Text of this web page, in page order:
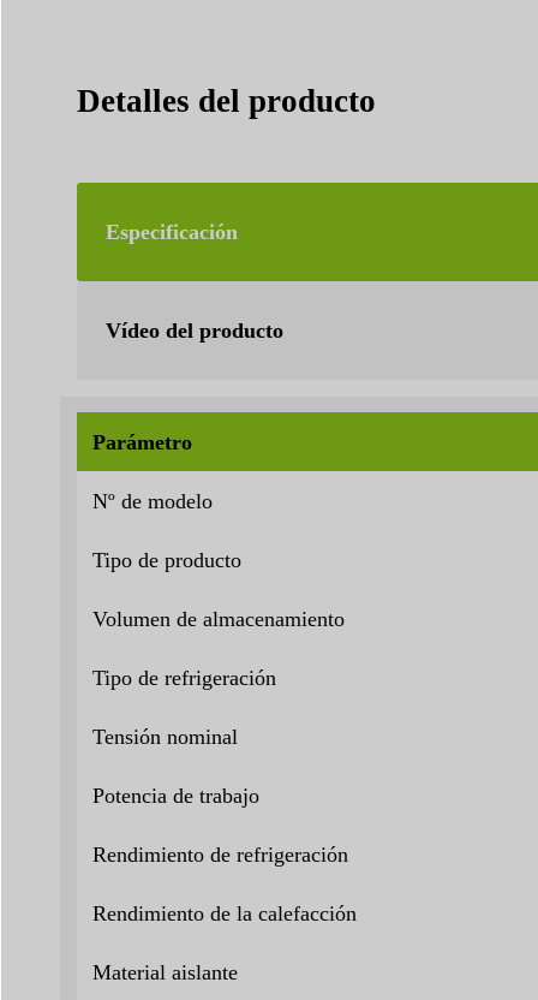
Detalles del producto
Especificación
Vídeo del producto
Parámetro
Nº de modelo
Tipo de producto
Volumen de almacenamiento
Tipo de refrigeración
Tensión nominal
Potencia de trabajo
Rendimiento de refrigeración
Rendimiento de la calefacción
Material aislante